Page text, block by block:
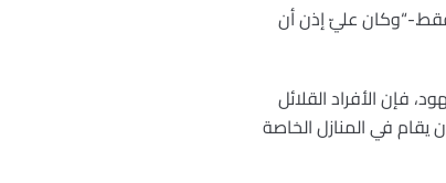
فقط.-“وكان عليّ إذن أن
فإن الأفراد القلائل
يقام في المنازل الخاصة